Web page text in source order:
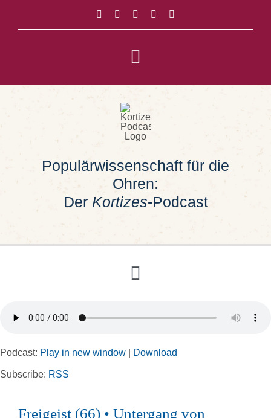
springen
Toggle
Navigation
Impressum
Datenschutz
Populärwissenschaft für die
Ohren:
Der Kortizes-Podcast
Toggle
Navigation
Home
Rubriken
Podcast: Play in new window Download
Subscribe: RSS
Freigeist (66) • Untergang von